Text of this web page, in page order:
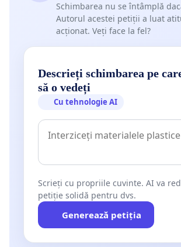
Schimbarea nu se întâmplă
Autorul acestei petiții a luat
acționat. Veți face la fel?
Descrieți schimbarea pe
să o vedeți
Cu tehnologie AI
Scrieți cu propriile cuvinte. AI va
petiție solidă pentru dvs.
Generează petiția